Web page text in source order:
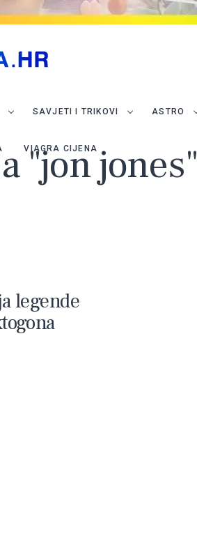
SAVJETI I TRIKOVI ASTRO
VIAGRA CIJENA
"jon jones"
legende